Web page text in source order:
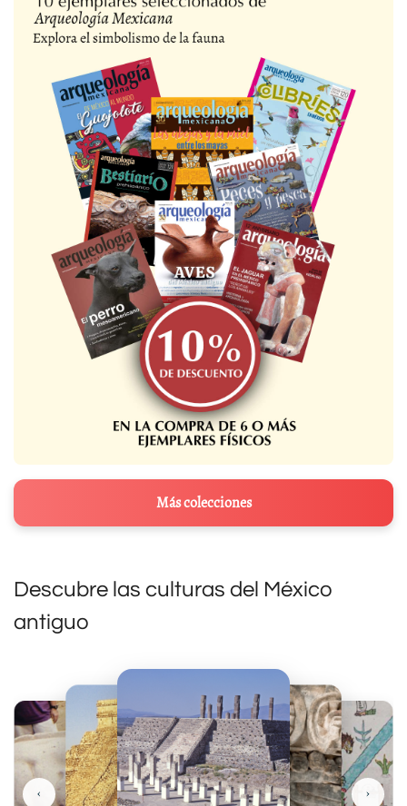
Más colecciones
Descubre las culturas del México
antiguo
‹ ›